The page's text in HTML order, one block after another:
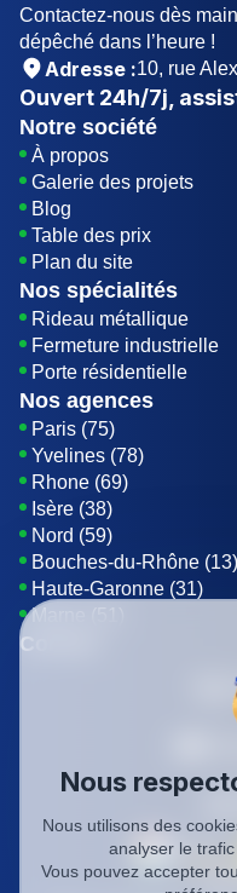
Contactez-nous dès
dépêché dans l’heure !
Adresse :10, rue
Ouvert 24h/7j ,
Notre société
À propos
Galerie des projets
Blog
Table des prix
Plan du site
Nos spécialités
Rideau métallique
Fermeture industrielle
Porte résidentielle
Nos agences
Paris (75)
Yvelines (78)
Rhone (69)
Isère (38)
Nord (59)
Bouches-du-Rhône (13)
Haute-Garonne (31)
Marne (51)
Contact
Nous
Nous utilisons des
analyser le
Vous pouvez accepter